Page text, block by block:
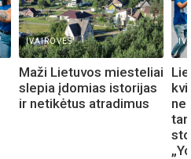
IVAIROVES
Maži Lietuvos miesteliai
slepia įdomias istorijas
ir netikėtus atradimus